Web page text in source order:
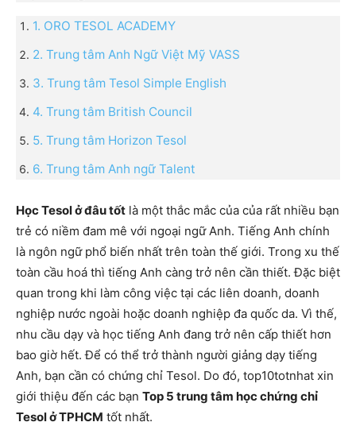
1. ORO TESOL ACADEMY
2. Trung tâm Anh Ngữ Việt Mỹ VASS
3. Trung tâm Tesol Simple English
4. Trung tâm British Council
5. Trung tâm Horizon Tesol
6. Trung tâm Anh ngữ Talent
Học Tesol ở đâu tốt là một thắc mắc của của rất nhiều bạn
trẻ có niềm đam mê với ngoại ngữ Anh. Tiếng Anh chính
là ngôn ngữ phổ biến nhất trên toàn thế giới. Trong xu thế
toàn cầu hoá thì tiếng Anh càng trở nên cần thiết. Đặc biệt
quan trong khi làm công việc tại các liên doanh, doanh
nghiệp nước ngoài hoặc doanh nghiệp đa quốc da. Vì thế,
nhu cầu dạy và học tiếng Anh đang trở nên cấp thiết hơn
bao giờ hết. Để có thể trở thành người giảng dạy tiếng
Anh, bạn cần có chứng chỉ Tesol. Do đó, top10totnhat xin
giới thiệu đến các bạn Top 5 trung tâm học chứng chỉ
Tesol ở TPHCM tốt nhất.